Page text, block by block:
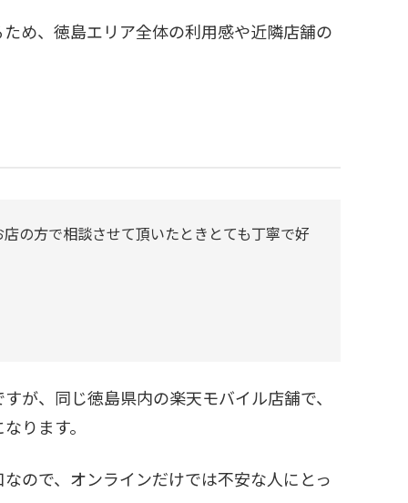
め、徳島エリア全体の利用感や近隣店舗の
の方で相談させて頂いたときとても丁寧で好
が、同じ徳島県内の楽天モバイル店舗で、
ります。
ので、オンラインだけでは不安な人にとっ